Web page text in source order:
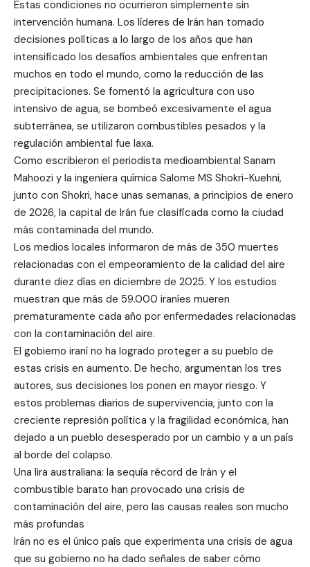
Estas condiciones no ocurrieron simplemente sin
intervención humana. Los líderes de Irán han tomado
decisiones políticas a lo largo de los años que han
intensificado los desafíos ambientales que enfrentan
muchos en todo el mundo, como la reducción de las
precipitaciones. Se fomentó la agricultura con uso
intensivo de agua, se bombeó excesivamente el agua
subterránea, se utilizaron combustibles pesados ​​y la
regulación ambiental fue laxa.
Como escribieron el periodista medioambiental Sanam
Mahoozi y la ingeniera química Salome MS Shokri-Kuehni,
junto con Shokri, hace unas semanas, a principios de enero
de 2026, la capital de Irán fue clasificada como la ciudad
más contaminada del mundo.
Los medios locales informaron de más de 350 muertes
relacionadas con el empeoramiento de la calidad del aire
durante diez días en diciembre de 2025. Y los estudios
muestran que más de 59.000 iraníes mueren
prematuramente cada año por enfermedades relacionadas
con la contaminación del aire.
El gobierno iraní no ha logrado proteger a su pueblo de
estas crisis en aumento. De hecho, argumentan los tres
autores, sus decisiones los ponen en mayor riesgo. Y
estos problemas diarios de supervivencia, junto con la
creciente represión política y la fragilidad económica, han
dejado a un pueblo desesperado por un cambio y a un país
al borde del colapso.
Una lira australiana: la sequía récord de Irán y el
combustible barato han provocado una crisis de
contaminación del aire, pero las causas reales son mucho
más profundas
Irán no es el único país que experimenta una crisis de agua
que su gobierno no ha dado señales de saber cómo